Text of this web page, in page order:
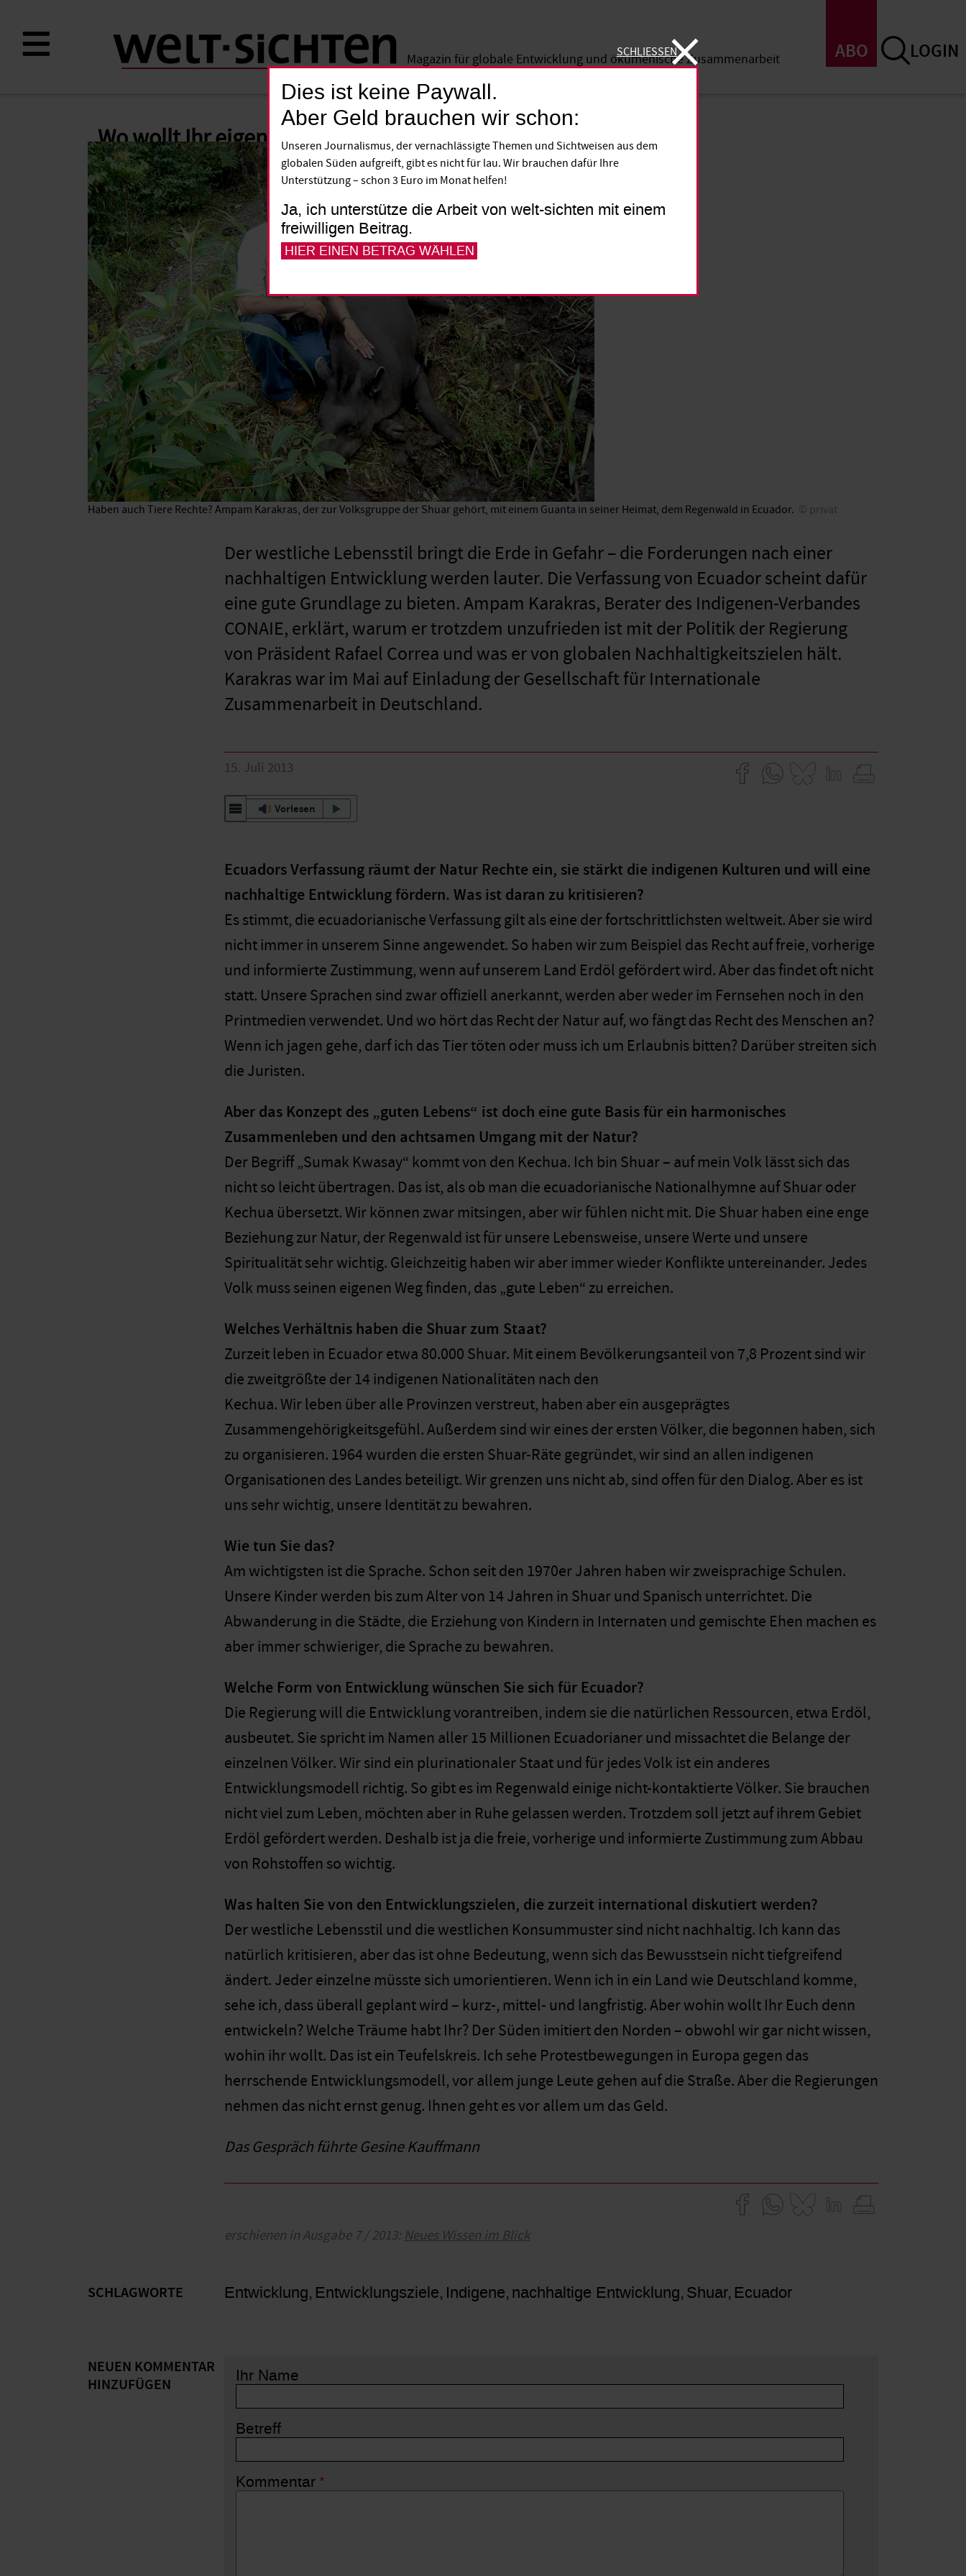
Inhalt
ABO LOGIN
Magazin für globale Entwicklung und ökumenische Zusammenarbeit
„Wo wollt Ihr eigentlich noch hin?“
Haben auch Tiere Rechte? Ampam Karakras, der zur Volks­gruppe der Shuar gehört, mit einem Guanta in seiner Heimat, dem Regenwald in Ecuador. privat
Der westliche Lebensstil bringt die Erde in Gefahr – die Forderungen nach einer
nachhaltigen Entwicklung werden lauter. Die Verfassung von Ecuador scheint dafür
eine gute Grundlage zu bieten. Ampam Karakras, Berater des Indi­genen-Verbandes
CONAIE, erklärt, warum er trotzdem unzufrieden ist mit der Politik der Regierung
von Präsident Rafael Correa und was er von globalen Nachhaltigkeitszielen hält.
Karakras war im Mai auf Einladung der Gesellschaft für Internationale
Zusammenarbeit in Deutschland.
15. Juli 2013
Vorlesen
Ecuadors Verfassung räumt der Natur Rechte ein, sie stärkt die indigenen Kulturen und will eine
nachhaltige Entwicklung fördern. Was ist daran zu kritisieren?
Es stimmt, die ecuadorianische Verfassung gilt als eine der fortschrittlichsten weltweit. Aber sie wird
nicht immer in unserem Sinne angewendet. So haben wir zum Beispiel das Recht auf freie, vorherige
und informierte Zustimmung, wenn auf unserem Land Erdöl gefördert wird. Aber das findet oft nicht
statt. Unsere Sprachen sind zwar offiziell anerkannt, werden aber weder im Fernsehen noch in den
Printmedien verwendet. Und wo hört das Recht der Natur auf, wo fängt das Recht des Menschen an?
Wenn ich jagen gehe, darf ich das Tier töten oder muss ich um Erlaubnis bitten? Darüber streiten sich
die Juristen.
Aber das Konzept des „guten Lebens“ ist doch eine gute Basis für ein harmonisches
Zusammenleben und den achtsamen Umgang mit der Natur?
Der Begriff „Sumak Kwasay“ kommt von den Kechua. Ich bin Shuar – auf mein Volk lässt sich das
nicht so leicht übertragen. Das ist, als ob man die ecuadorianische Nationalhymne auf Shuar oder
Kechua übersetzt. Wir können zwar mitsingen, aber wir fühlen nicht mit. Die Shuar haben eine enge
Beziehung zur Natur, der Regenwald ist für unsere Lebensweise, unsere Werte und unsere
Spiritualität sehr wichtig. Gleichzeitig haben wir aber immer wieder Konflikte untereinander. Jedes
Volk muss seinen eigenen Weg finden, das „gute Leben“ zu erreichen.
Welches Verhältnis haben die Shuar zum Staat?
Zurzeit leben in Ecuador etwa 80.000 Shuar. Mit einem Bevölkerungsanteil von 7,8 Prozent sind wir
die zweitgrößte der 14 indigenen Nationalitäten nach den
Kechua. Wir leben über alle Provinzen verstreut, haben aber ein ausgeprägtes
Zusammengehörigkeitsgefühl. Außerdem sind wir eines der ersten Völker, die begonnen haben, sich
zu organisieren. 1964 wurden die ersten Shuar-Räte gegründet, wir sind an allen indigenen
Organisationen des Landes beteiligt. Wir grenzen uns nicht ab, sind offen für den Dialog. Aber es ist
uns sehr wichtig, unsere Identität zu bewahren.
Wie tun Sie das?
Am wichtigsten ist die Sprache. Schon seit den 1970er Jahren haben wir zweisprachige Schulen.
Unsere Kinder werden bis zum Alter von 14 Jahren in Shuar und Spanisch unterrichtet. Die
Abwanderung in die Städte, die Erziehung von Kindern in Internaten und gemischte Ehen machen es
aber immer schwieriger, die Sprache zu bewahren.
Welche Form von Entwicklung wünschen Sie sich für Ecuador?
Die Regierung will die Entwicklung vorantreiben, indem sie die natürlichen Ressourcen, etwa Erdöl,
ausbeutet. Sie spricht im Namen aller 15 Millionen Ecuadorianer und missachtet die Belange der
einzelnen Völker. Wir sind ein plurinationaler Staat und für jedes Volk ist ein anderes
Entwicklungsmodell richtig. So gibt es im Regenwald einige nicht-kontaktierte Völker. Sie brauchen
nicht viel zum Leben, möchten aber in Ruhe gelassen werden. Trotzdem soll jetzt auf ihrem Gebiet
Erdöl gefördert werden. Deshalb ist ja die freie, vorherige und informierte Zustimmung zum Abbau
von Rohstoffen so wichtig.
Was halten Sie von den Entwicklungszielen, die zurzeit international diskutiert werden?
Der westliche Lebensstil und die westlichen Konsummuster sind nicht nachhaltig. Ich kann das
natürlich kritisieren, aber das ist ohne Bedeutung, wenn sich das Bewusstsein nicht tiefgreifend
ändert. Jeder einzelne müsste sich umorientieren. Wenn ich in ein Land wie Deutschland komme,
sehe ich, dass überall geplant wird – kurz-, mittel- und langfristig. Aber wohin wollt Ihr Euch denn
entwickeln? Welche Träume habt Ihr? Der Süden imitiert den Norden – obwohl wir gar nicht wissen,
wohin ihr wollt. Das ist ein Teufelskreis. Ich sehe Protestbewegungen in Europa gegen das
herrschende Entwicklungsmodell, vor allem junge Leute gehen auf die Straße. Aber die Regierungen
nehmen das nicht ernst genug. Ihnen geht es vor allem um das Geld.
Das Gespräch führte Gesine Kauffmann
erschienen in Ausgabe 7 / 2013: Neues Wissen im Blick
SCHLAGWORTE Entwicklung Entwicklungsziele Indigene nachhaltige Entwicklung Shuar Ecuador
NEUEN KOMMENTAR
HINZUFÜGEN
Ihr Name
Betreff
Kommentar
SCHLIESSEN
Dies ist keine Paywall.
Aber Geld brauchen wir schon:
Unseren Journalismus, der vernachlässigte Themen und Sichtweisen aus dem
globalen Süden aufgreift, gibt es nicht für lau. Wir brauchen dafür Ihre
Unterstützung – schon 3 Euro im Monat helfen!
Ja, ich unterstütze die Arbeit von welt-sichten mit einem
freiwilligen Beitrag.
HIER EINEN BETRAG WÄHLEN